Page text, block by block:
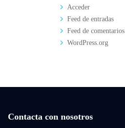
Acceder
Feed de entradas
Feed de comentarios
WordPress.org
Contacta con nosotros